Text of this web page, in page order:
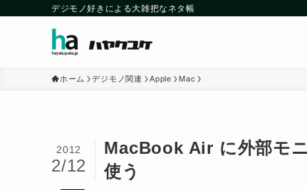
デジモノ好きによる大雑把なネタ帳
ホーム デジモノ関連 Apple Mac
MacBook Air に外部モ
使う
2012
2/12